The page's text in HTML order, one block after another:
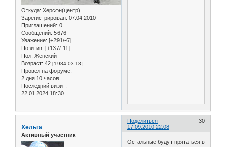
Откуда: Херсон(центр)
Зарегистрирован: 07.04.2010
Приглашений: 0
Сообщений: 5676
Уважение: [+291/-6]
Позитив: [+137/-11]
Пол: Женский
Возраст: 42 [1984-03-18]
Провел на форуме:
2 дня 10 часов
Последний визит:
22.01.2024 18:30
Поделиться
30
17.09.2010 22:08
Хельга
Активный участник
Остальные будут прятаться в